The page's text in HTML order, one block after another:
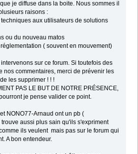
je diffuse dans la boite. Nous sommes il
raisons :
aux utilisateurs de solutions
ou du nouveau matos
( souvent en mouvement)
sur ce forum. Si toutefois des
nos commentaires, merci de prévenir les
les supprimer ! ! !
PAS LE BUT DE NOTRE PRÉSENCE,
je pense valider ce point.
NONO77-Arnaud ont un pb (
aussi plus sain qu'ils s'expriment
ils veulent mais pas sur le forum qui
A bon entendeur.